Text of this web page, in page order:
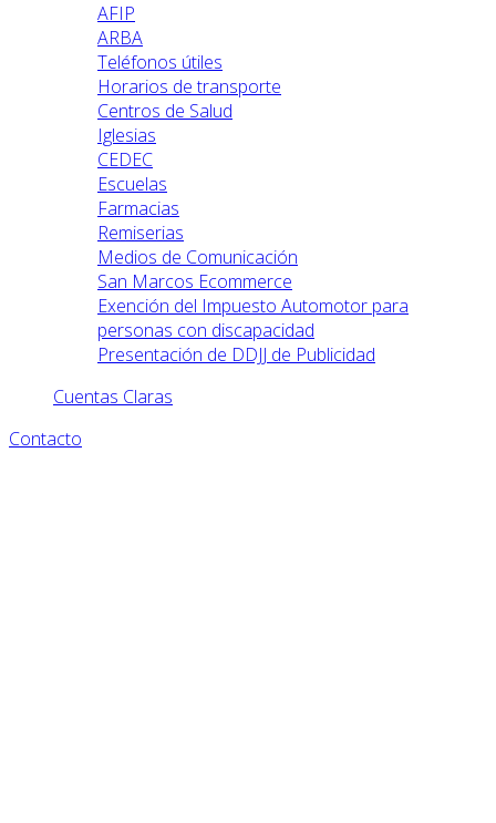
AFIP
ARBA
Teléfonos útiles
Horarios de transporte
Centros de Salud
Iglesias
CEDEC
Escuelas
Farmacias
Remiserias
Medios de Comunicación
San Marcos Ecommerce
Exención del Impuesto Automotor para
personas con discapacidad
Presentación de DDJJ de Publicidad
Cuentas Claras
Contacto